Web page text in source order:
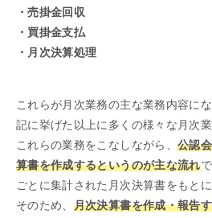
・売掛金回収
・買掛金支払
・月次決算処理
これらが月次業務の主な業務内容に
記に挙げた以上に多くの様々な月次業
これらの業務をこなしながら、 公認
算書を作成するというのが主な流れ
ごとに集計された月次決算書をもと
そのため、 月次決算書を作成・報告